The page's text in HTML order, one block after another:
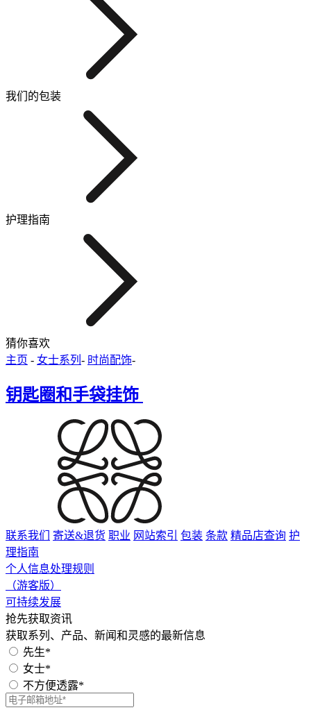
我们的包装
护理指南
猜你喜欢
主页 - 女士系列 - 时尚配饰-
钥匙圈和手袋挂饰
联系我们 寄送&退货 职业 网站索引 包装 条款 精品店查询 护
理指南
个人信息处理规则
（游客版）
可持续发展
抢先获取资讯
获取系列、产品、新闻和灵感的最新信息
先生*
女士*
不方便透露*